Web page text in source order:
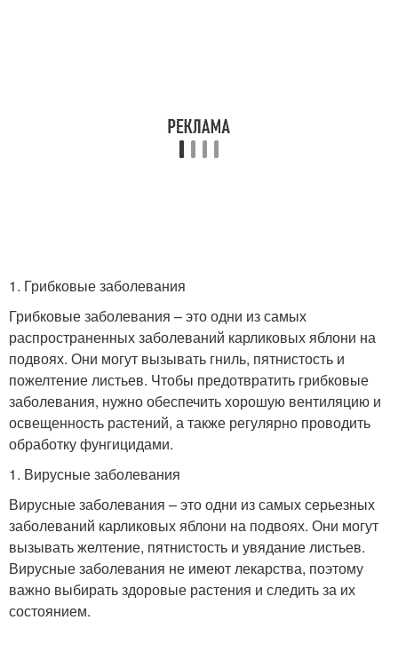
1. Грибковые заболевания
Грибковые заболевания – это одни из самых
распространенных заболеваний карликовых яблони на
подвоях. Они могут вызывать гниль, пятнистость и
пожелтение листьев. Чтобы предотвратить грибковые
заболевания, нужно обеспечить хорошую вентиляцию и
освещенность растений, а также регулярно проводить
обработку фунгицидами.
1. Вирусные заболевания
Вирусные заболевания – это одни из самых серьезных
заболеваний карликовых яблони на подвоях. Они могут
вызывать желтение, пятнистость и увядание листьев.
Вирусные заболевания не имеют лекарства, поэтому
важно выбирать здоровые растения и следить за их
состоянием.